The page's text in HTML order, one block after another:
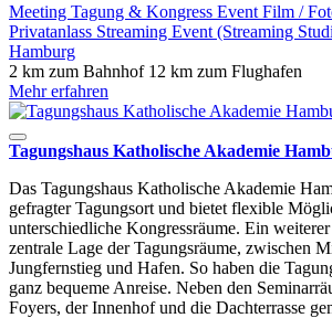
Meeting Tagung & Kongress Event Film /
Privatanlass Streaming Event (Streaming
Hamburg
2 km zum Bahnhof 12 km zum Flughafen
Mehr erfahren
Tagungshaus Katholische Akademie
Das Tagungshaus Katholische Akademie
gefragter Tagungsort und bietet flexible
unterschiedliche Kongressräume. Ein
zentrale Lage der Tagungsräume, zwischen
Jungfernstieg und Hafen. So haben die
ganz bequeme Anreise. Neben den
Foyers, der Innenhof und die Dachterrasse